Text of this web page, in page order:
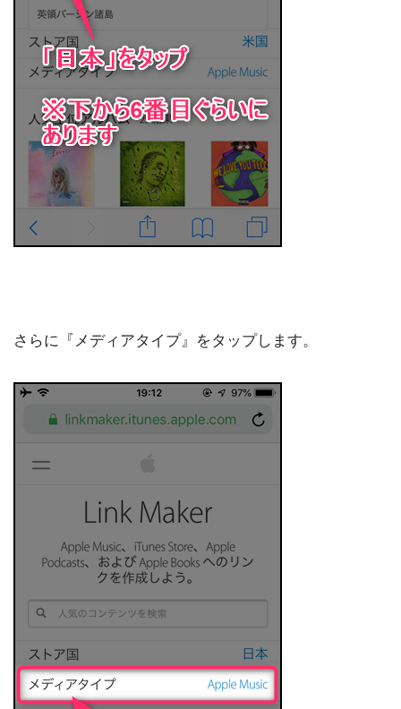
さらに『メディアタイプ』をタップします。